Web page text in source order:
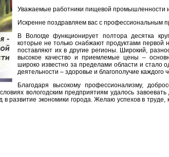
Уважаемые работники пищевой промышленности
Искренне поздравляем вас с профессиональным
В Вологде функционирует полтора десятка
которые не только снабжают продуктами первой
поставляют их в другие регионы. Широкий,
высокое качество и приемлемые цены –
широко известно за пределами области и стало
деятельности – здоровье и благополучие каждого
Благодаря высокому профессионализму,
вологодским предприятиям удалось
развитие экономики города. Желаю успехов в труде,